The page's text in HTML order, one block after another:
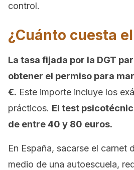
control.
¿Cuánto cuesta
La tasa fijada por la DGT
obtener el permiso para
€. Este importe incluye los
prácticos. El test
de entre 40 y 80 euros.
En España, sacarse el carnet
medio de una autoescuela,